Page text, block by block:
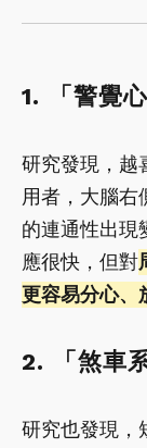
1. 「警覺
研究發現，越
用者，大腦右
的連通性出現
應很快，但對
更容易分心、
2. 「煞車
研究也發現，